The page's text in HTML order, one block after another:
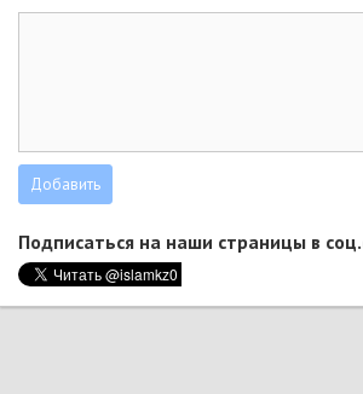
Подписаться на наши страницы в